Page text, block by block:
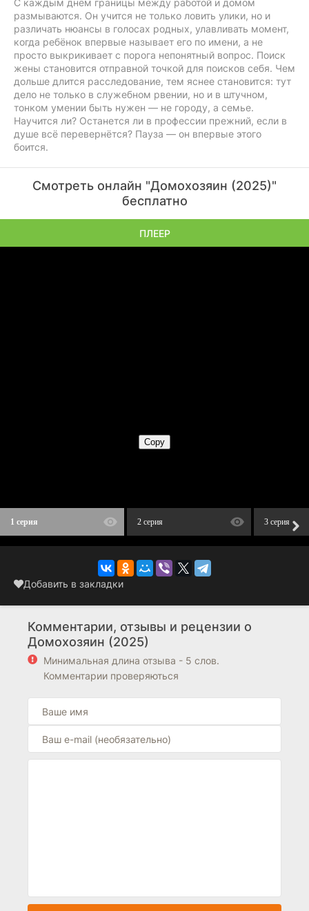
С каждым днём границы между работой и домом
размываются. Он учится не только ловить улики, но и
различать нюансы в голосах родных, улавливать момент,
когда ребёнок впервые называет его по имени, а не
просто выкрикивает с порога непонятный вопрос. Поиск
жены становится отправной точкой для поисков себя. Чем
дольше длится расследование, тем яснее становится: тут
дело не только в служебном рвении, но и в штучном,
тонком умении быть нужен — не городу, а семье.
Научится ли? Останется ли в профессии прежний, если в
душе всё перевернётся? Пауза — он впервые этого
боится.
Смотреть онлайн "Домохозяин (2025)"
бесплатно
ПЛЕЕР
1 серия 2 серия 3 серия
Добавить в закладки
Комментарии, отзывы и рецензии о
Домохозяин (2025)
Минимальная длина отзыва - 5 слов.
Комментарии проверяються